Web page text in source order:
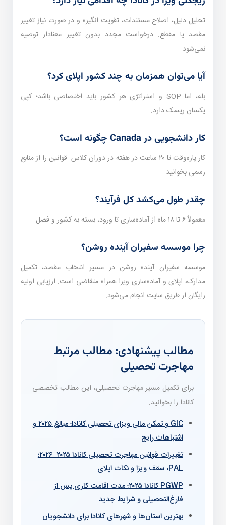
تحلیل دلیل، اصلاح مستندات، تقویت انگیزه و در صورت نیاز تغییر
مقصد یا مقطع. درخواست مجدد بدون تغییر معنا‌دار توصیه
نمی‌شود.
آیا می‌توان همزمان به چند کشور اپلای کرد؟
بله، اما SOP و استراتژی هر کشور باید اختصاصی باشد؛ کپی
یکسان ریسک دارد.
کار دانشجویی در Canada چگونه است؟
کار پاره‌وقت تا ۲۰ ساعت در هفته در دوران کلاس. قوانین را از منابع
رسمی بخوانید.
چقدر طول می‌کشد کل فرآیند؟
معمولاً ۶ تا ۱۸ ماه از آماده‌سازی تا ورود، بسته به کشور و فصل.
چرا موسسه سفیران آینده روشن؟
موسسه سفیران آینده روشن در مسیر انتخاب مقصد، تکمیل
مدارک، اپلای و آماده‌سازی ویزا همراه متقاضی است. ارزیابی اولیه
رایگان از طریق سایت انجام می‌شود.
مطالب پیشنهادی: مطالب مرتبط
مهاجرت تحصیلی
برای تکمیل مسیر مهاجرت تحصیلی، این مطالب تخصصی
کانادا را بخوانید:
GIC و تمکن مالی ویزای تحصیلی کانادا؛ مبالغ ۲۰۲۵ و
اشتباهات رایج
تغییرات قوانین مهاجرت تحصیلی کانادا ۲۰۲۵–۲۰۲۶؛
PAL، سقف ویزا و نکات اپلای
PGWP کانادا ۲۰۲۵؛ مدت اقامت کاری پس از
فارغ‌التحصیلی و شرایط جدید
بهترین استان‌ها و شهرهای کانادا برای دانشجویان